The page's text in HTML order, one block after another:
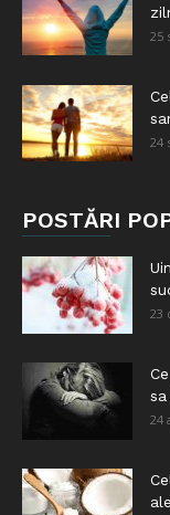
25
24
POSTĂRI
23
24